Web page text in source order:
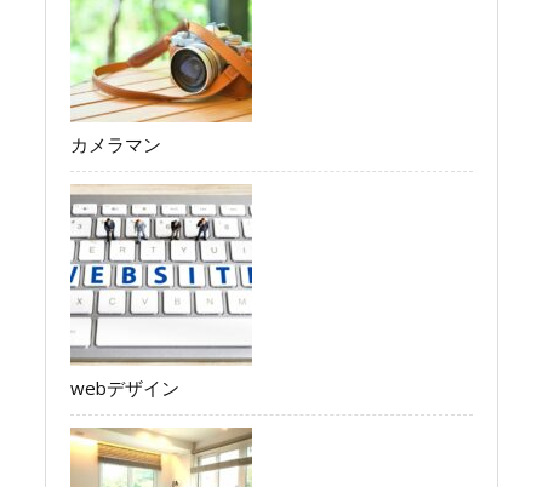
カメラマン
webデザイン